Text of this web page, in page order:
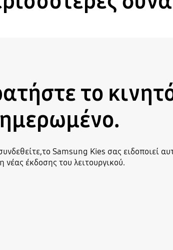
το
Samsung Kies σας ειδοποιεί
νέας έκδοσης του λειτουργικού.